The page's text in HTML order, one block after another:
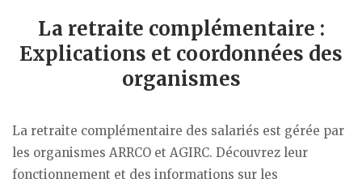
La retraite complémentaire :
Explications et coordonnées des
organismes
La retraite complémentaire des salariés est gérée par
les organismes ARRCO et AGIRC. Découvrez leur
fonctionnement et des informations sur les